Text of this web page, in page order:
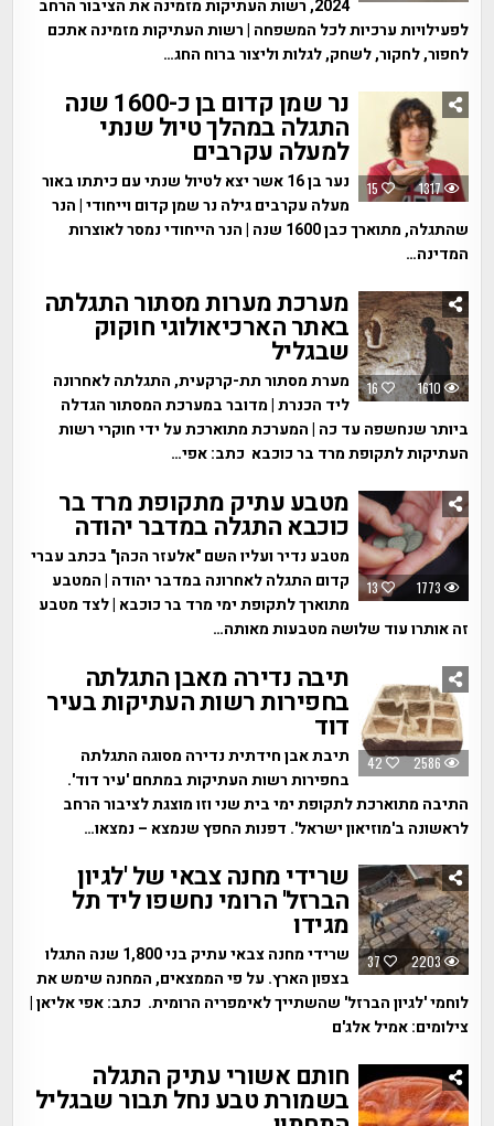
2024, רשות העתיקות מזמינה את הציבור הרחב
לפעילויות ערכיות לכל המשפחה | רשות העתיקות מזמינה אתכם
לחפור, לחקור, לשחק, לגלות וליצור ברוח החג…
15 1317
נר שמן קדום בן כ-1600 שנה
התגלה במהלך טיול שנתי
למעלה עקרבים
נער בן 16 אשר יצא לטיול שנתי עם כיתתו באור
מעלה עקרבים גילה נר שמן קדום וייחודי | הנר
שהתגלה, מתוארך כבן 1600 שנה | הנר הייחודי נמסר לאוצרות
המדינה…
16 1610
מערכת מערות מסתור התגלתה
באתר הארכיאולוגי חוקוק
שבגליל
מערת מסתור תת-קרקעית, התגלתה לאחרונה
ליד הכנרת | מדובר במערכת המסתור הגדלה
ביותר שנחשפה עד כה | המערכת מתוארכת על ידי חוקרי רשות
העתיקות לתקופת מרד בר כוכבא כתב: אפי…
13 1773
מטבע עתיק מתקופת מרד בר
כוכבא התגלה במדבר יהודה
מטבע נדיר ועליו השם "אלעזר הכהן" בכתב עברי
קדום התגלה לאחרונה במדבר יהודה | המטבע
מתוארך לתקופת ימי מרד בר כוכבא | לצד מטבע
זה אותרו עוד שלושה מטבעות מאותה…
42 2586
תיבה נדירה מאבן התגלתה
בחפירות רשות העתיקות בעיר
דוד
תיבת אבן חידתית נדירה מסוגה התגלתה
בחפירות רשות העתיקות במתחם 'עיר דוד'.
התיבה מתוארכת לתקופת ימי בית שני וזו מוצגת לציבור הרחב
לראשונה ב'מוזיאון ישראל'. דפנות החפץ שנמצא – נמצאו…
37 2203
שרידי מחנה צבאי של 'לגיון
הברזל' הרומי נחשפו ליד תל
מגידו
שרידי מחנה צבאי עתיק בני 1,800 שנה התגלו
בצפון הארץ. על פי הממצאים, המחנה שימש את
לוחמי 'לגיון הברזל' שהשתייך לאימפריה הרומית. כתב: אפי אליאן |
צילומים: אמיל אלג'ם
חותם אשורי עתיק התגלה
בשמורת טבע נחל תבור שבגליל